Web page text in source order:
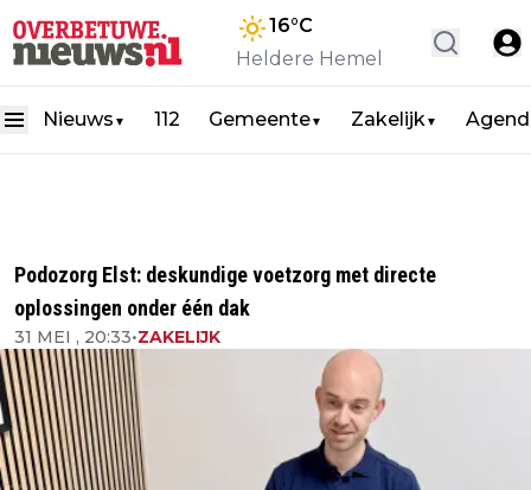
16°C
Heldere Hemel
Nieuws ▼ 112 Gemeente▼ Zakelijk▼
Podozorg Elst: deskundige voetzorg met directe
oplossingen onder één dak
31 MEI , 20:33•ZAKELIJK